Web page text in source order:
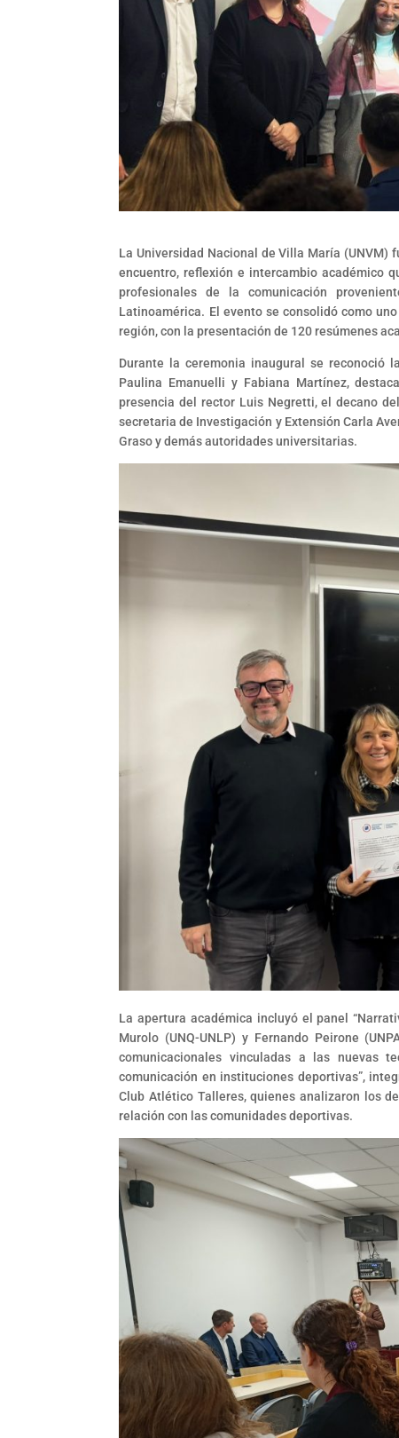
La Universidad Nacional de Villa María (UNVM)
encuentro, reflexión e intercambio académico
profesionales de la comunicación
Latinoamérica. El evento se consolidó como
región, con la presentación de 120 resúmenes
Durante la ceremonia inaugural se reconoció
Paulina Emanuelli y Fabiana Martínez,
presencia del rector Luis Negretti, el decano
secretaria de Investigación y Extensión Carla
Graso y demás autoridades universitarias.
La apertura académica incluyó el panel
Murolo (UNQ-UNLP) y Fernando Peirone
comunicacionales vinculadas a las nuevas
comunicación en instituciones deportivas”,
Club Atlético Talleres, quienes analizaron los
relación con las comunidades deportivas.